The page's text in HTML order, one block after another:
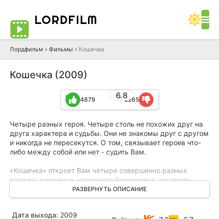
LORDFILM
Лордфильм » Фильмы » Кошечка
Кошечка (2009)
6.8
4879 2265
Четыре разных героя. Четыре столь не похожих друг на
друга характера и судьбы. Они не знакомы друг с другом
и никогда не пересекутся. О том, связывает героев что-
либо между собой или нет - судить Вам.
«Кошечка» откроет Вам четыре совершенно разных
взгляда: младенца, успешного бизнесмена, писателя-
неудачника и старухи-балерины. Каждый из них живет
ожиданием Великого Шанса - на любовь, на успех, на
насколько велика разница между «быть» и «казаться».
РАЗВЕРНУТЬ ОПИСАНИЕ
Дата выхода: 2009